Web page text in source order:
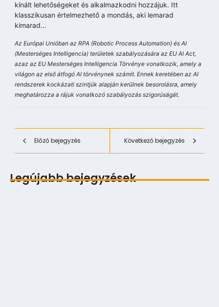
kínált lehetőségeket és alkalmazkodni hozzájuk. Itt
klasszikusan értelmezhető a mondás, aki lemarad
kimarad…
Az Európai Unióban az RPA (Robotic Process Automation) és AI
(Mesterséges Intelligencia) területek szabályozására az EU AI Act,
azaz az EU Mesterséges Intelligencia Törvénye vonatkozik, amely a
világon az első átfogó AI törvénynek számít. Ennek keretében az AI
rendszerek kockázati szintjük alapján kerülnek besorolásra, amely
meghatározza a rájuk vonatkozó szabályozás szigorúságát.
Előző bejegyzés Következő bejegyzés
Legújabb bejegyzések